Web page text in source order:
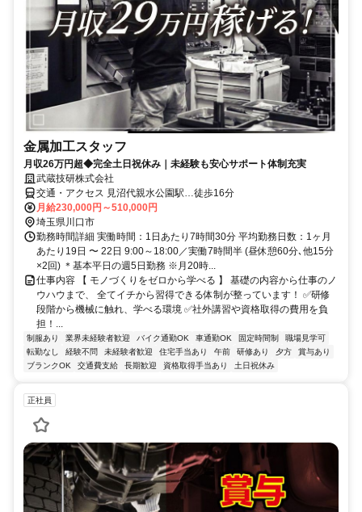
金属加工スタッフ
月収26万円超◆完全土日祝休み｜未経験も安心サポート体制充実
武蔵技研株式会社
交通・アクセス 見沼代親水公園駅…徒歩16分
月給230,000円～510,000円
埼玉県川口市
勤務時間詳細 実働時間：1日あたり7時間30分 平均勤務日数：1ヶ月
あたり19日 〜 22日 9:00～18:00／実働7時間半 (昼休憩60分､他15分
×2回) ＊基本平日の週5日勤務 ※月20時...
仕事内容 【 モノづくりをゼロから学べる 】 基礎の内容から仕事のノ
ウハウまで、 全てイチから習得できる体制が整っています！ ✅研修
段階から機械に触れ、学べる環境 ✅社外講習や資格取得の費用を負
担！...
制服あり 業界未経験者歓迎 バイク通勤OK 車通勤OK 固定時間制
職場見学可
転勤なし
経験不問 未経験者歓迎 住宅手当あり 午前 研修あり 夕方
賞与あり
ブランクOK
交通費支給 長期歓迎 資格取得手当あり 土日祝休み
正社員